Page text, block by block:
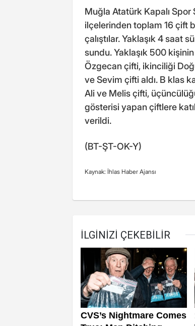
Muğla Atatürk Kapalı
ilçelerinden toplam 16 çift
çalıştılar. Yaklaşık 4 saat
sundu. Yaklaşık 500
Özgecan çifti, ikinciliği
ve Sevim çifti aldı. B klas
Ali ve Melis çifti,
gösterisi yapan çiftlere
verildi.
(BT-ŞT-OK-Y)
Kaynak: İhlas Haber Ajansı